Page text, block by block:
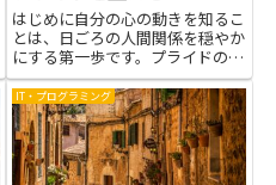
はじめに自分の心の動きを知るこ
とは、日ごろの人間関係を穏やか
にする第一歩です。プライドの心
理学という視点は、なぜ怒りが生
まれやすいのか、どうして自分を
守ろうとするのかを、やさしく見
つめ直す手がかりをくれます。紹
介される本は、相手の気持ちを
受...
IT・プログラミング